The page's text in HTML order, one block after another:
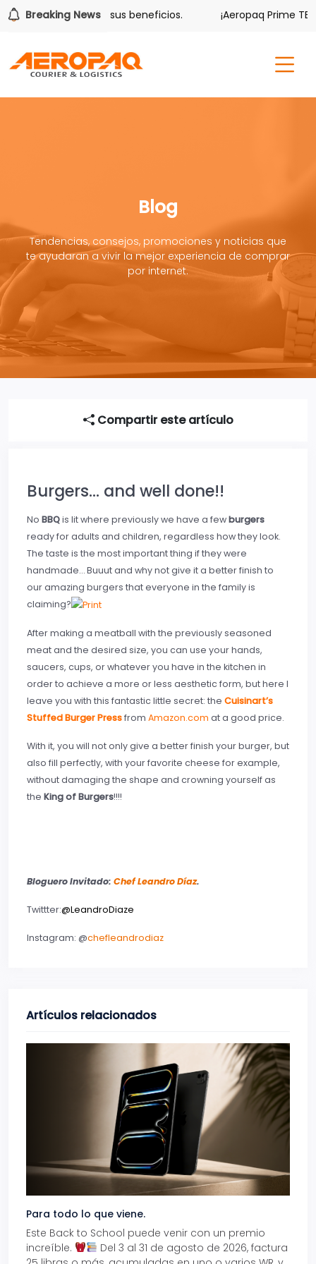
Breaking News
también tiene sus beneficios. ¡Aeropaq Prime TE
Blog
Tendencias, consejos, promociones y noticias que
te ayudaran a vivir la mejor experiencia de comprar
por internet.
Compartir este artículo
Burgers… and well done!!
No BBQis lit where previously we have a fewburgers
ready for adults and children, regardless how they look.
The taste is the most important thing if they were
handmade… Buuut and why not give it a better finish to
our amazing burgers that everyone in the family is
claiming?
After making a meatball with the previously seasoned
meat and the desired size, you can use your hands,
saucers, cups, or whatever you have in the kitchen in
order to achieve a more or less aesthetic form, but here I
leave you with this fantastic little secret: the Cuisinart’s
Stuffed Burger Pressfrom Amazon.com at a good price.
With it, you will not only give a better finish your burger, but
also fill perfectly, with your favorite cheese for example,
without damaging the shape and crowning yourself as
the King of Burgers!!!!
Bloguero Invitado: Chef Leandro Díaz.
Twittter:@LeandroDiaze
Instagram: @chefleandrodiaz
Artículos relacionados
Para todo lo que viene.
Este Back to School puede venir con un premio
increíble.
Del 3 al 31 de agosto de 2026, factura